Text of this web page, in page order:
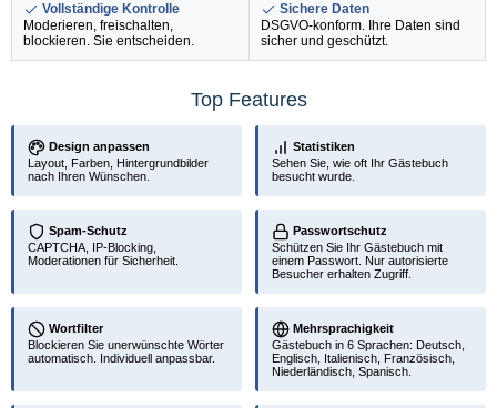
Vollständige Kontrolle
Moderieren, freischalten,
blockieren. Sie entscheiden.
Sichere Daten
DSGVO-konform. Ihre Daten sind
sicher und geschützt.
Top Features
Design anpassen
Layout, Farben, Hintergrundbilder
nach Ihren Wünschen.
Statistiken
Sehen Sie, wie oft Ihr Gästebuch
besucht wurde.
Spam-Schutz
CAPTCHA, IP-Blocking,
Moderationen für Sicherheit.
Passwortschutz
Schützen Sie Ihr Gästebuch mit
einem Passwort. Nur autorisierte
Besucher erhalten Zugriff.
Wortfilter
Blockieren Sie unerwünschte Wörter
automatisch. Individuell anpassbar.
Mehrsprachigkeit
Gästebuch in 6 Sprachen: Deutsch,
Englisch, Italienisch, Französisch,
Niederländisch, Spanisch.